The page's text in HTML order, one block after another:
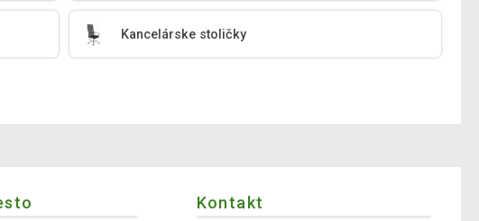
Kancelárske stoličky
Kontakt